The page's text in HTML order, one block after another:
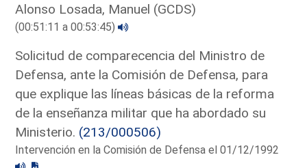
Alonso Losada, Manuel (GCDS)
(00:51:11 a 00:53:45)
Solicitud de comparecencia del Ministro de
Defensa, ante la Comisión de Defensa, para
que explique las líneas básicas de la reforma
de la enseñanza militar que ha abordado su
Ministerio. (213/000506)
Intervención en la Comisión de Defensa el 01/12/1992